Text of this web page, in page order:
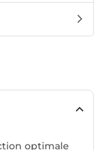
optimale